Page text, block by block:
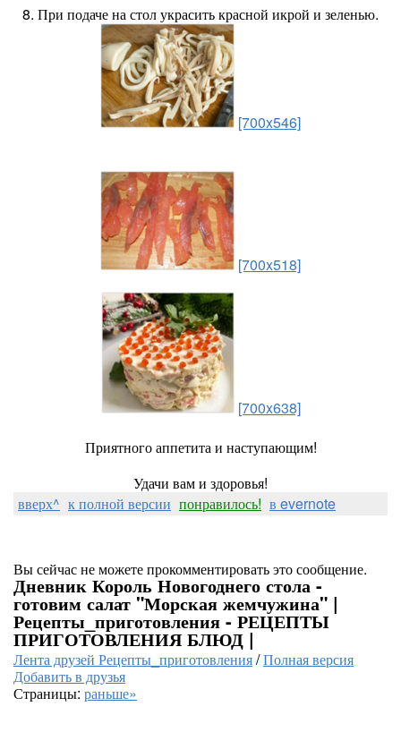
8. При подаче на стол украсить красной икрой и зеленью.
[700x546]
[700x518]
[700x638]
Приятного аппетита и наступающим!
Удачи вам и здоровья!
вверх^ к полной версии понравилось! в evernote
Вы сейчас не можете прокомментировать это сообщение.
Дневник Король Новогоднего стола -
готовим салат "Морская жемчужина" |
Рецепты_приготовления - РЕЦЕПТЫ
ПРИГОТОВЛЕНИЯ БЛЮД |
Лента друзей Рецепты_приготовления/Полная версия
Добавить в друзья
Страницы: раньше»